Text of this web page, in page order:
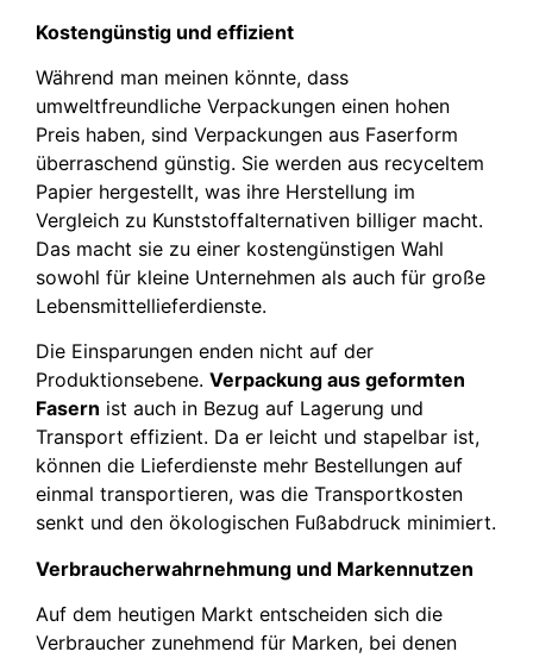
Kostengünstig und effizient
Während man meinen könnte, dass
umweltfreundliche Verpackungen einen hohen
Preis haben, sind Verpackungen aus Faserform
überraschend günstig. Sie werden aus recyceltem
Papier hergestellt, was ihre Herstellung im
Vergleich zu Kunststoffalternativen billiger macht.
Das macht sie zu einer kostengünstigen Wahl
sowohl für kleine Unternehmen als auch für große
Lebensmittellieferdienste.
Die Einsparungen enden nicht auf der
Produktionsebene. Verpackung aus geformten
Fasern ist auch in Bezug auf Lagerung und
Transport effizient. Da er leicht und stapelbar ist,
können die Lieferdienste mehr Bestellungen auf
einmal transportieren, was die Transportkosten
senkt und den ökologischen Fußabdruck minimiert.
Verbraucherwahrnehmung und Markennutzen
Auf dem heutigen Markt entscheiden sich die
Verbraucher zunehmend für Marken, bei denen